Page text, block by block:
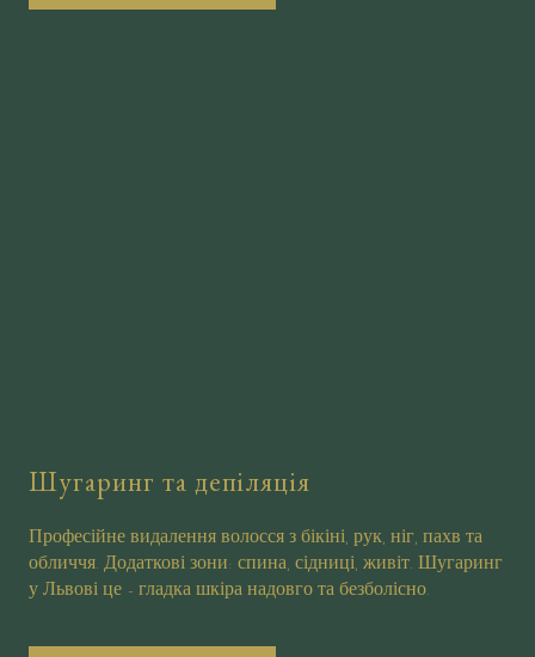
Шугаринг та депіляція
Професійне видалення волосся з бікіні, рук, ніг, пахв та
обличчя. Додаткові зони: спина, сідниці, живіт. Шугаринг
у Львові це - гладка шкіра надовго та безболісно.